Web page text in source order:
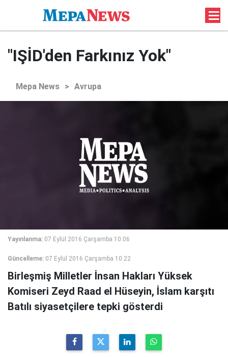
"IŞİD'den Farkınız Yok"
Mepa News > Avrupa
Yayınlanma: 07 Eylül 2016 Çarşamba 10:06
Güncelleme: 07 Eylül 2016 Çarşamba 10:22
Birleşmiş Milletler İnsan Hakları Yüksek
Komiseri Zeyd Raad el Hüseyin, İslam karşıtı
Batılı siyasetçilere tepki gösterdi